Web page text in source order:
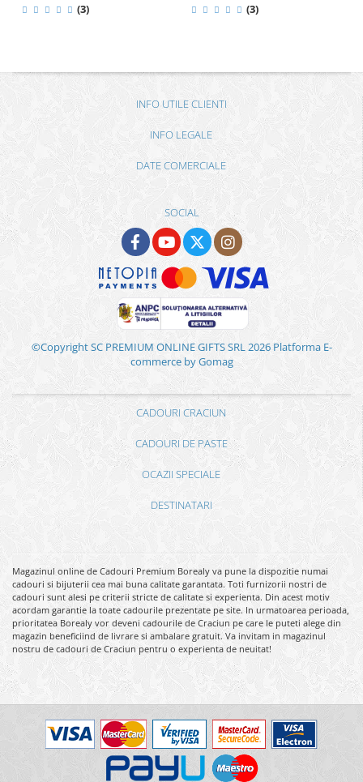
(3) (3)
INFO UTILE CLIENTI
INFO LEGALE
DATE COMERCIALE
SOCIAL
©Copyright SC PREMIUM ONLINE GIFTS SRL 2026 Platforma E-
commerce by Gomag
CADOURI CRACIUN
CADOURI DE PASTE
OCAZII SPECIALE
DESTINATARI
Magazinul online de Cadouri Premium Borealy va pune la dispozitie numai
cadouri si bijuterii cea mai buna calitate garantata. Toti furnizorii nostri de
cadouri sunt alesi pe criterii stricte de calitate si experienta. Din acest motiv
acordam garantie la toate cadourile prezentate pe site. In urmatoarea perioada,
prioritatea Borealy vor deveni cadourile de Craciun pe care le puteti alege din
magazin beneficiind de livrare si ambalare gratuit. Va invitam in magazinul
nostru de cadouri de Craciun pentru o experienta de neuitat!